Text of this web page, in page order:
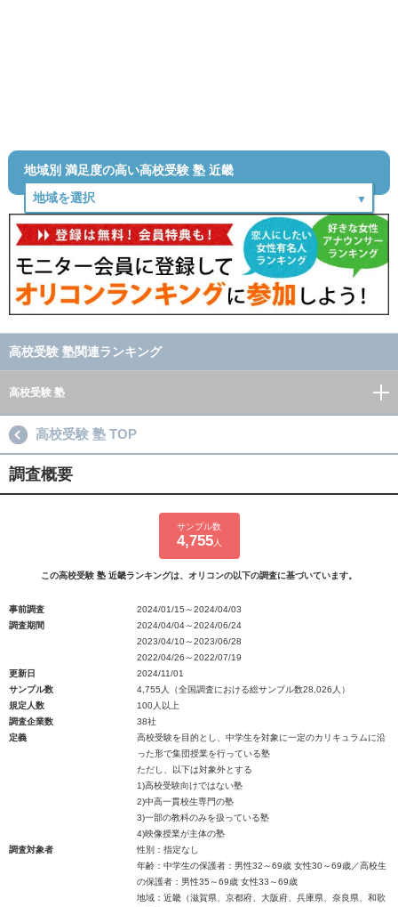
地域別 満足度の高い高校受験 塾 近畿
高校受験 塾関連ランキング
高校受験 塾
高校受験 塾 TOP
調査概要
サンプル数
4,755人
この高校受験 塾 近畿ランキングは、オリコンの以下の調査に基づいています。
事前調査
2024/01/15～2024/04/03
調査期間
2024/04/04～2024/06/24
2023/04/10～2023/06/28
2022/04/26～2022/07/19
更新日
2024/11/01
サンプル数
4,755人（全国調査における総サンプル数28,026人）
規定人数
100人以上
調査企業数
38社
定義
高校受験を目的とし、中学生を対象に一定のカリキュラムに沿
った形で集団授業を行っている塾
ただし、以下は対象外とする
1)高校受験向けではない塾
2)中高一貫校生専門の塾
3)一部の教科のみを扱っている塾
4)映像授業が主体の塾
調査対象者
性別：指定なし
年齢：中学生の保護者：男性32～69歳 女性30～69歳／高校生
の保護者：男性35～69歳 女性33～69歳
地域：近畿（滋賀県、京都府、大阪府、兵庫県、奈良県、和歌